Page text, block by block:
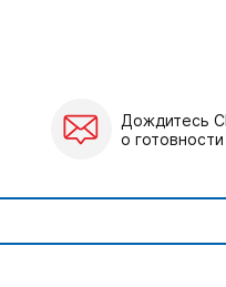
Дождитесь
о готовности